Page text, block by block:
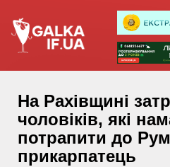
На Рахівщині
чоловіків, які
потрапити до
прикарпатець